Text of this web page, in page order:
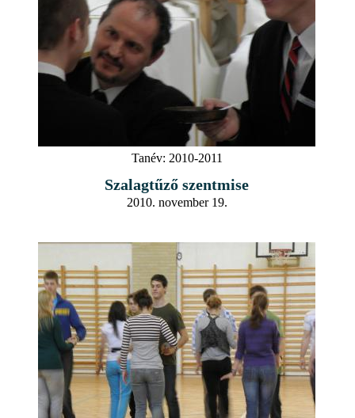
Tanév: 2010-2011
Szalagtűző szentmise
2010. november 19.